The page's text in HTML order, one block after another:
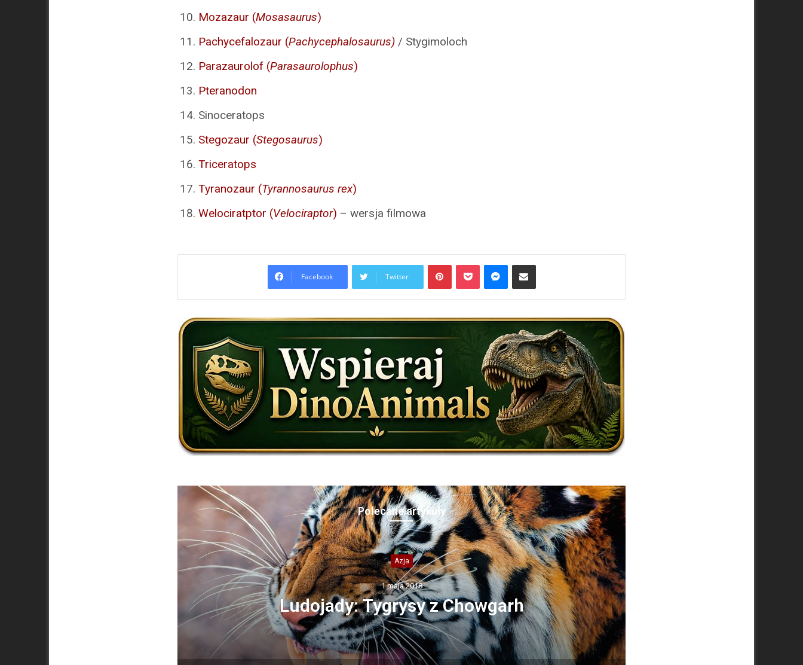
Mozazaur (Mosasaurus)
Pachycefalozaur (Pachycephalosaurus) / Stygimoloch
Parazaurolof (Parasaurolophus)
Pteranodon
Sinoceratops
Stegozaur (Stegosaurus)
Triceratops
Tyranozaur (Tyrannosaurus rex)
Welociratptor (Velociraptor) – wersja filmowa
Facebook Twitter
PinterestPocket MessengerShare via Email
Polecane artykuły
Gospodarskie
6 maja 2019
Krowa mleczna